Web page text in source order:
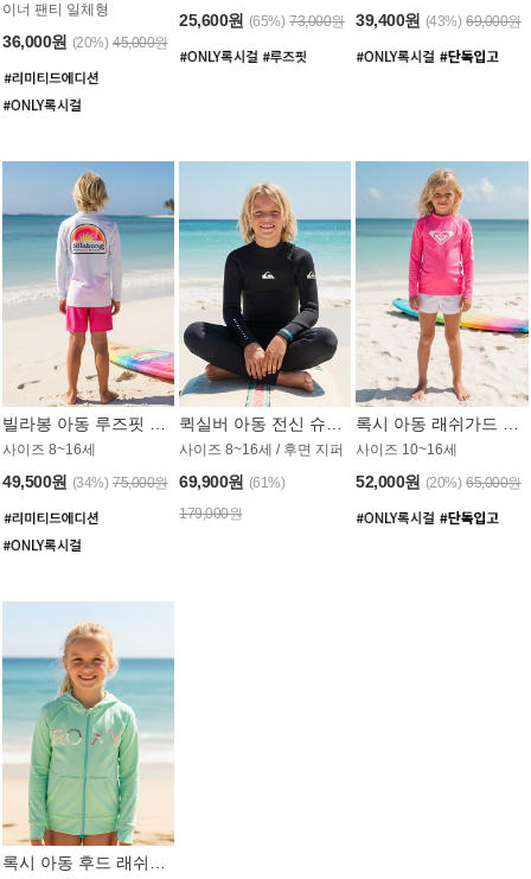
이너 팬티 일체형
36,000원 (20%) 45,000원
25,600원 (65%) 73,000원 39,400원 (43%) 69,000원
사이즈 8~16세
49,500원 (34%) 75,000원
사이즈 8~16세 / 후면 지퍼
69,900원 (61%)
179,000원
사이즈 10~16세
52,000원 (20%) 65,000원
록시 아동 후드 래쉬가드 GT764MRX